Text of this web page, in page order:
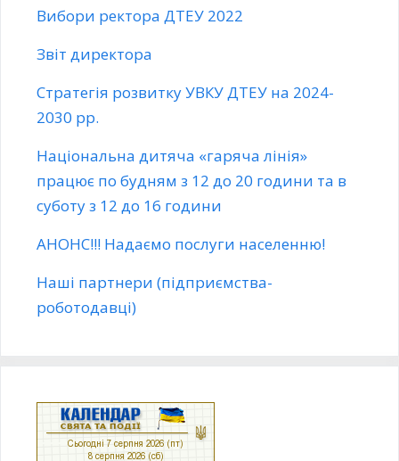
Вибори ректора ДТЕУ 2022
Звіт директора
Стратегія розвитку УВКУ ДТЕУ на 2024-
2030 рр.
Національна дитяча «гаряча лінія»
працює по будням з 12 до 20 години та в
суботу з 12 до 16 години
АНОНС!!! Надаємо послуги населенню!
Наші партнери (підприємства-
роботодавці)